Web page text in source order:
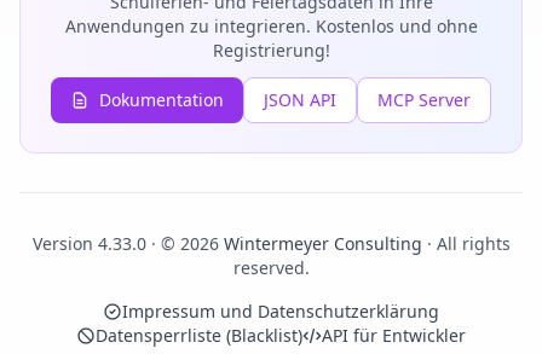
Anwendungen zu integrieren. Kostenlos und ohne
Registrierung!
Dokumentation JSON API MCP Server
Version 4.33.0 · © 2026 Wintermeyer Consulting · All rights
reserved.
Impressum und Datenschutzerklärung
Datensperrliste (Blacklist)
API für Entwickler